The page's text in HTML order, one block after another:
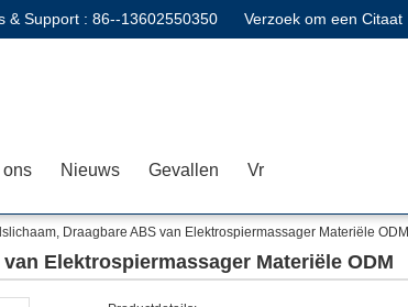
& Support : 86--13602550350 Verzoek om een Citaat
ons Nieuws Gevallen Vr
Draagbare ABS van Elektrospiermassager Materiële ODM
Elektrospiermassager Materiële ODM